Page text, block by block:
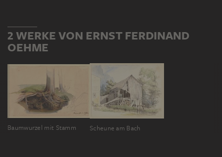
2 WERKE VON ERNST FERDINAND
OEHME
Baumwurzel mit Stamm Scheune am Bach